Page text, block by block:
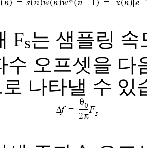
Fs는 샘플링 속
수 오프셋을 다
나타낼 수 있